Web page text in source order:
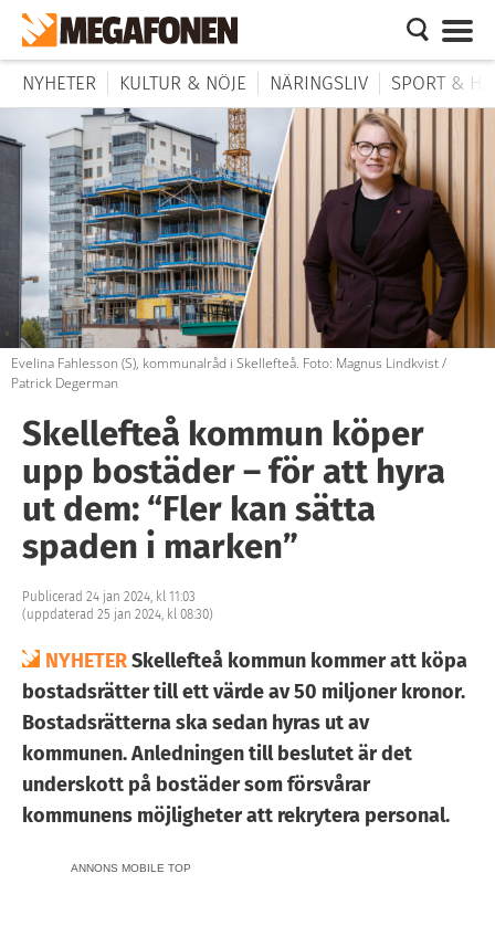
NYHETER KULTUR & NÖJE NÄRINGSLIV SPORT &
Evelina Fahlesson (S), kommunalråd i Skellefteå. Foto: Magnus Lindkvist /
Patrick Degerman
Skellefteå kommun köper
upp bostäder – för att hyra
ut dem: “Fler kan sätta
spaden i marken”
Publicerad 24 jan 2024, kl 11:03
(uppdaterad 25 jan 2024, kl 08:30)
NYHETERSkellefteå kommun kommer att köpa
bostadsrätter till ett värde av 50 miljoner kronor.
Bostadsrätterna ska sedan hyras ut av
kommunen. Anledningen till beslutet är det
underskott på bostäder som försvårar
kommunens möjligheter att rekrytera personal.
ANNONS MOBILE TOP